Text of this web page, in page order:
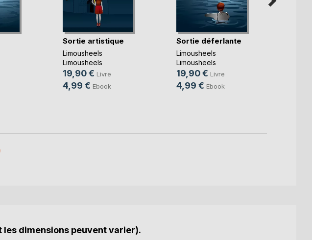
Sortie artistique
Limousheels
Limousheels
19,90 € Livre
4,99 € Ebook
Sortie déferlante
Limousheels
Limousheels
19,90 € Livre
4,99 € Ebook
dimensions peuvent varier).